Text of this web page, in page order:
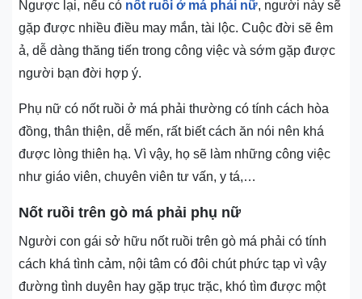
Ngược lại, nếu có nốt ruồi ở má phải nữ, người này sẽ
gặp được nhiều điều may mắn, tài lộc. Cuộc đời sẽ êm
ả, dễ dàng thăng tiến trong công việc và sớm gặp được
người bạn đời hợp ý.
Phụ nữ có nốt ruồi ở má phải thường có tính cách hòa
đồng, thân thiện, dễ mến, rất biết cách ăn nói nên khá
được lòng thiên hạ. Vì vậy, họ sẽ làm những công việc
như giáo viên, chuyên viên tư vấn, y tá,…
Nốt ruồi trên gò má phải phụ nữ
Người con gái sở hữu nốt ruồi trên gò má phải có tính
cách khá tình cảm, nội tâm có đôi chút phức tạp vì vậy
đường tình duyên hay gặp trục trặc, khó tìm được một